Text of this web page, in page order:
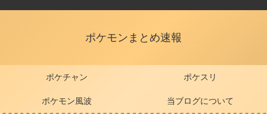
ポケモンまとめ速報
ポケチャン ポケスリ
ポケモン風波 当ブログについて